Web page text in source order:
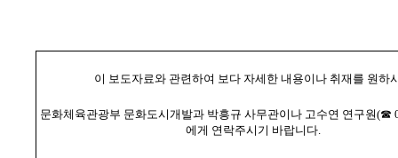
이 보도자료와 관련하여 보다 자세한 내용이나 취재를 원하
문화체육관광부 문화도시개발과 박흥규 사무관이나 고수연 연구원(☎
에게 연락주시기 바랍니다.